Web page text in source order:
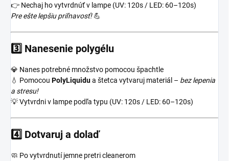
👉 Nechaj ho vytvrdnúť v lampe (UV: 120s / LED: 60–120s)
Pre ešte lepšiu priľnavosť!💪
3️⃣ Nanesenie polygélu
💎 Nanes potrebné množstvo pomocou špachtle
💧 Pomocou PolyLiquidua štetca vytvaruj materiál – bez lepenia
a stresu!
💡 Vytvrdni v lampe podľa typu (UV: 120s / LED: 60–120s)
4️⃣ Dotvaruj a dolaď
🧼 Po vytvrdnutí jemne pretri cleanerom